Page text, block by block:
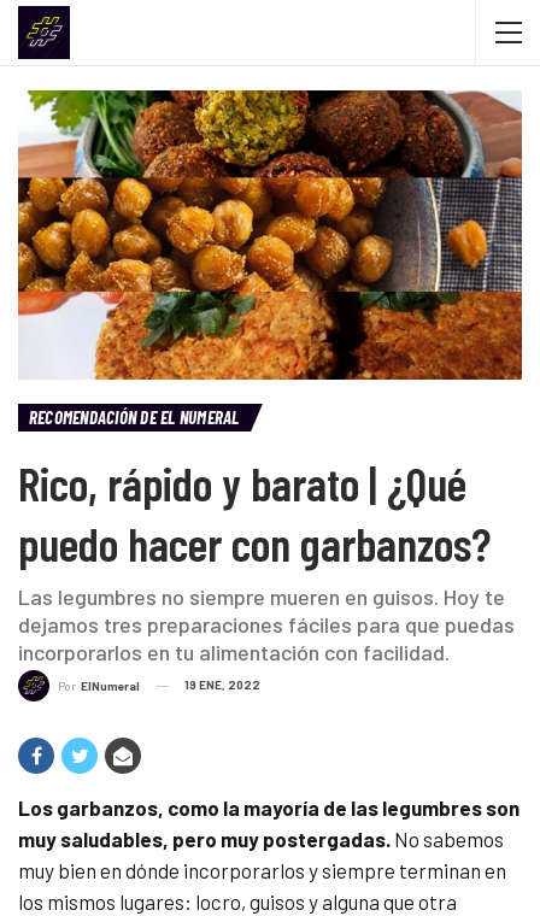
RECOMENDACIÓN DE EL NUMERAL
Rico, rápido y barato | ¿Qué
puedo hacer con garbanzos?
Las legumbres no siempre mueren en guisos. Hoy te
dejamos tres preparaciones fáciles para que puedas
incorporarlos en tu alimentación con facilidad.
Por ElNumeral 19 ENE, 2022
Los garbanzos, como la mayoría de las legumbres son
muy saludables, pero muy postergadas. No sabemos
muy bien en dónde incorporarlos y siempre terminan en
los mismos lugares: locro, guisos y alguna que otra